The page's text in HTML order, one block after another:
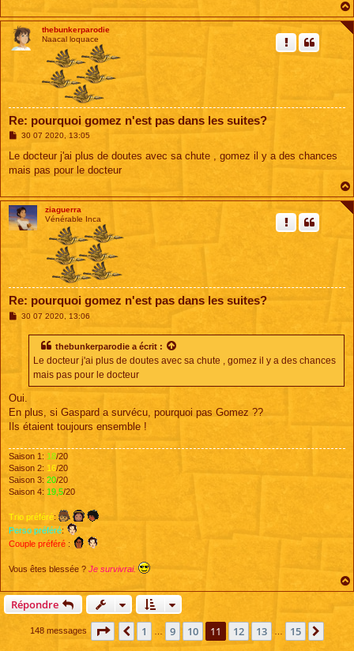
thebunkerparodie
Naacal loquace
Re: pourquoi gomez n'est pas dans les suites?
M
s
a
30 07 2020, 13:05
Le docteur j'ai plus de doutes avec sa chute , gomez il y a des chances
mais pas pour le docteur
ziaguerra
Vénérable Inca
Re: pourquoi gomez n'est pas dans les suites?
M30 07 2020, 13:06
thebunkerparodie a écrit :
Le docteur j'ai plus de doutes avec sa chute , gomez il y a des chances
mais pas pour le docteur
Oui.
En plus, si Gaspard a survécu, pourquoi pas Gomez ??
Ils étaient toujours ensemble !
Saison 1: 18/20
Saison 2: 16/20
Saison 3: 20/20
Saison 4: 19,5/20
Trio préféré:
Perso préféré:
Couple préféré :
Vous êtes blessée ? Je survivrai.
Répondre
148 messages Page 11 sur 15
Précédente
1 9 10 11 12 13 15